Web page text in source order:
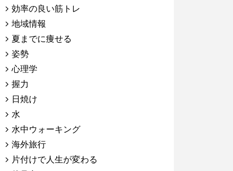
効率の良い筋トレ
地域情報
夏までに痩せる
姿勢
心理学
握力
日焼け
水
水中ウォーキング
海外旅行
片付けで人生が変わる